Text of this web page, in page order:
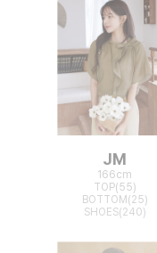
JM
166cm
TOP(55)
BOTTOM(25)
SHOES(240)